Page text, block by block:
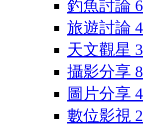
釣魚討論 6
旅遊討論 4
天文觀星 3
攝影分享 8
圖片分享 4
數位影視 2